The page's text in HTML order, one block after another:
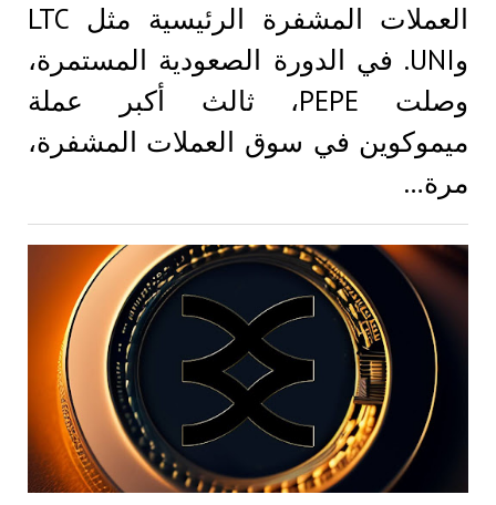
العملات المشفرة الرئيسية مثل LTC
وUNI. في الدورة الصعودية المستمرة،
وصلت PEPE، ثالث أكبر عملة
ميموكوين في سوق العملات المشفرة،
مرة…